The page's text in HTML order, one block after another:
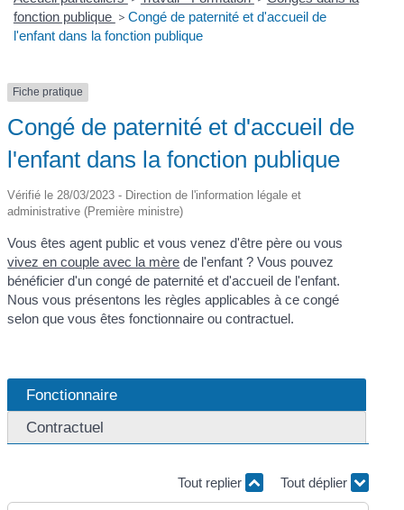
fonction publique > Congé de paternité et d'accueil de
l'enfant dans la fonction publique
Fiche pratique
Congé de paternité et d'accueil de
l'enfant dans la fonction publique
Vérifié le 28/03/2023 - Direction de l'information légale et
administrative (Première ministre)
Vous êtes agent public et vous venez d'être père ou vous
vivez en couple avec la mère de l'enfant ? Vous pouvez
bénéficier d'un congé de paternité et d'accueil de l'enfant.
Nous vous présentons les règles applicables à ce congé
selon que vous êtes fonctionnaire ou contractuel.
Fonctionnaire
Contractuel
Tout replier Tout déplier